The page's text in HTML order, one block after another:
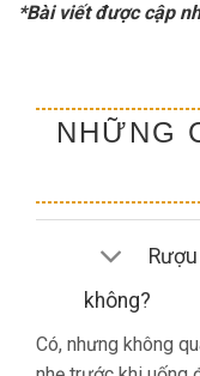
*Bài viết được cập
NHỮNG
không?
Có, nhưng không